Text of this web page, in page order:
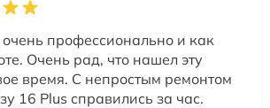
профессионально и как
Очень рад, что нашел эту
время. С непростым ремонтом
16 Plus справились за час.